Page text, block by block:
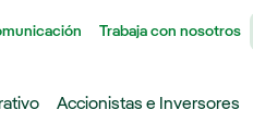
Trabaja con nosotros
Accionistas e Inversores